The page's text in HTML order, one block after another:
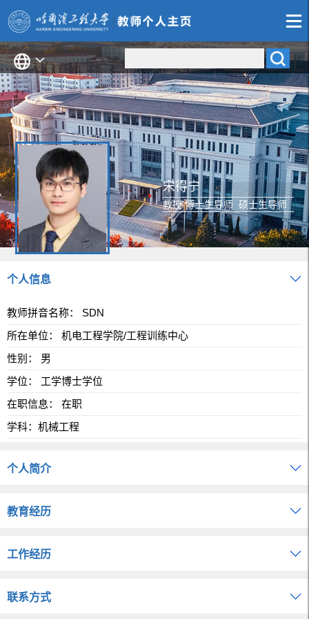
宋得宁
教授 博士生导师 硕士生导师
个人信息
教师拼音名称： SDN
所在单位： 机电工程学院/工程训练中心
性别： 男
学位： 工学博士学位
在职信息： 在职
学科：机械工程
个人简介
教育经历
工作经历
联系方式